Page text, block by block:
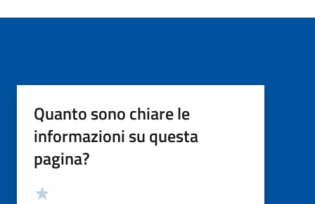
Quanto sono chiare le
informazioni su questa
pagina?
Valutazione